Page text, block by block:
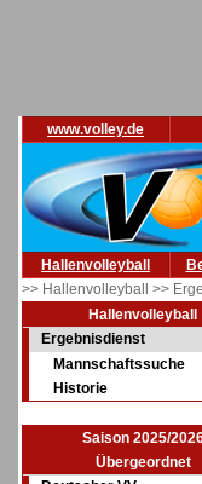
www.volley.de
Hallenvolleyball
>> Hallenvolleyball >>
Hallenvolleyball
Ergebnisdienst
Mannschaftssuche
Historie
Saison 2025/
Übergeordnet